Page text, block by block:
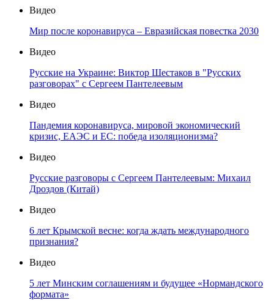
Видео
Мир после коронавируса – Евразийская повестка 2030
Видео
Русские на Украине: Виктор Шестаков в "Русских
разговорах" с Сергеем Пантелеевым
Видео
Пандемия коронавируса, мировой экономический
кризис, ЕАЭС и ЕС: победа изоляционизма?
Видео
Русские разговоры с Сергеем Пантелеевым: Михаил
Дроздов (Китай)
Видео
6 лет Крымской весне: когда ждать международного
признания?
Видео
5 лет Минским соглашениям и будущее «Нормандского
формата»